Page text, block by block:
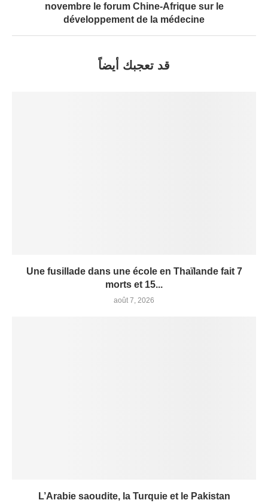
novembre le forum Chine-Afrique sur le
développement de la médecine
قد تعجبك أيضاً
Une fusillade dans une école en Thaïlande fait 7
morts et 15...
août 7, 2026
L’Arabie saoudite, la Turquie et le Pakistan